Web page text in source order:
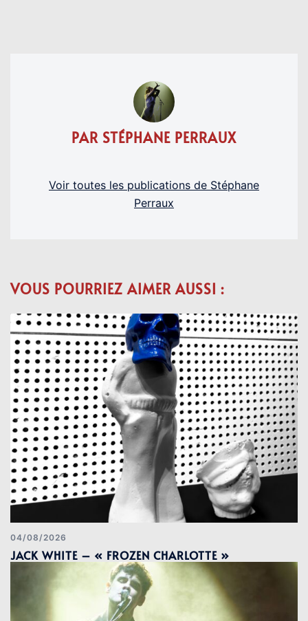
PAR STÉPHANE PERRAUX
Voir toutes les publications de Stéphane
Perraux
VOUS POURRIEZ AIMER AUSSI :
04/08/2026
JACK WHITE – « FROZEN CHARLOTTE »